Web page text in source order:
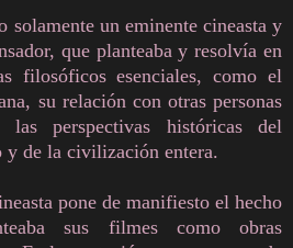
un eminente cineasta y
que planteaba y resolvía en
filosóficos esenciales, como el
su relación con otras personas
perspectivas históricas del
de la civilización entera.
pone de manifiesto el hecho
sus filmes como obras